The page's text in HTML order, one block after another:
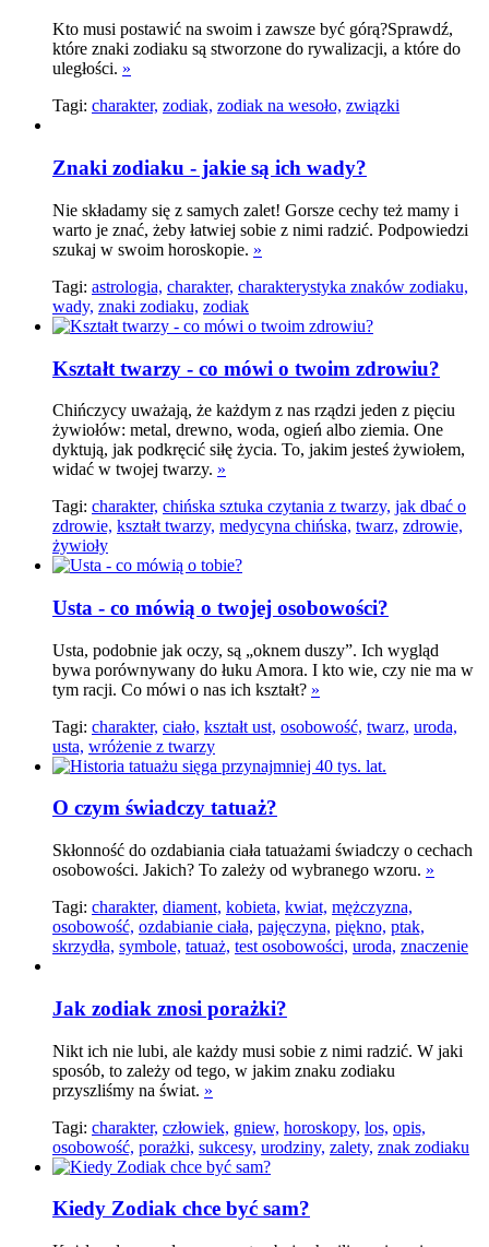
Kto musi postawić na swoim i zawsze być górą?Sprawdź,
które znaki zodiaku są stworzone do rywalizacji, a które do
uległości. »
Tagi: charakter, zodiak, zodiak na wesoło, związki
Znaki zodiaku - jakie są ich wady?
Nie składamy się z samych zalet! Gorsze cechy też mamy i
warto je znać, żeby łatwiej sobie z nimi radzić. Podpowiedzi
szukaj w swoim horoskopie. »
Tagi: astrologia, charakter, charakterystyka znaków zodiaku,
wady, znaki zodiaku, zodiak
Kształt twarzy - co mówi o twoim zdrowiu?
Chińczycy uważają, że każdym z nas rządzi jeden z pięciu
żywiołów: metal, drewno, woda, ogień albo ziemia. One
dyktują, jak podkręcić siłę życia. To, jakim jesteś żywiołem,
widać w twojej twarzy. »
Tagi: charakter, chińska sztuka czytania z twarzy, jak dbać o
zdrowie, kształt twarzy, medycyna chińska, twarz, zdrowie,
żywioły
Usta - co mówią o twojej osobowości?
Usta, podobnie jak oczy, są „oknem duszy”. Ich wygląd
bywa porównywany do łuku Amora. I kto wie, czy nie ma w
tym racji. Co mówi o nas ich kształt? »
Tagi: charakter, ciało, kształt ust, osobowość, twarz, uroda,
usta, wróżenie z twarzy
O czym świadczy tatuaż?
Skłonność do ozdabiania ciała tatuażami świadczy o cechach
osobowości. Jakich? To zależy od wybranego wzoru. »
Tagi: charakter, diament, kobieta, kwiat, mężczyzna,
osobowość, ozdabianie ciała, pajęczyna, piękno, ptak,
skrzydła, symbole, tatuaż, test osobowości, uroda, znaczenie
Jak zodiak znosi porażki?
Nikt ich nie lubi, ale każdy musi sobie z nimi radzić. W jaki
sposób, to zależy od tego, w jakim znaku zodiaku
przyszliśmy na świat. »
Tagi: charakter, człowiek, gniew, horoskopy, los, opis,
osobowość, porażki, sukcesy, urodziny, zalety, znak zodiaku
Kiedy Zodiak chce być ­­sam?